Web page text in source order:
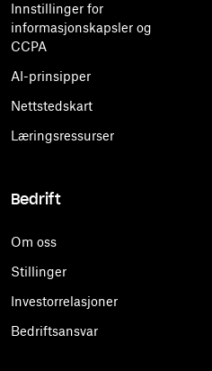
Innstillinger for
informasjonskapsler og
CCPA
AI-prinsipper
Nettstedskart
Læringsressurser
Bedrift
Om oss
Stillinger
Investorrelasjoner
Bedriftsansvar